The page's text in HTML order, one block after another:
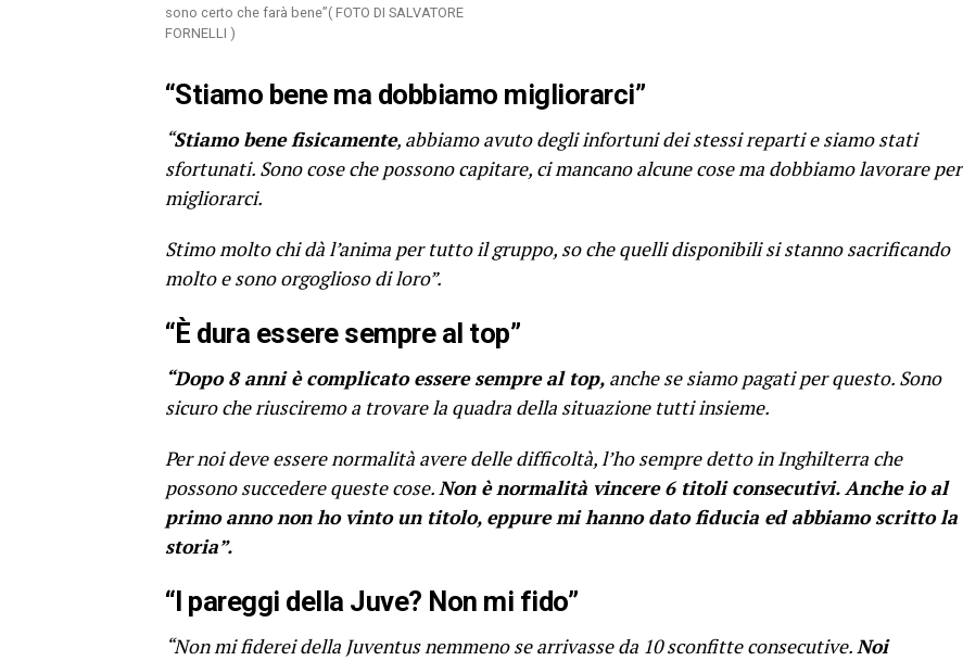
sono certo che farà bene”( FOTO DI SALVATORE
FORNELLI )
“Stiamo bene ma dobbiamo migliorarci”
“Stiamo bene fisicamente, abbiamo avuto degli infortuni dei stessi reparti e siamo stati
sfortunati. Sono cose che possono capitare, ci mancano alcune cose ma dobbiamo lavorare per
migliorarci.
Stimo molto chi dà l’anima per tutto il gruppo, so che quelli disponibili si stanno sacrificando
molto e sono orgoglioso di loro”.
“È dura essere sempre al top”
“Dopo 8 anni è complicato essere sempre al top, anche se siamo pagati per questo. Sono
sicuro che riusciremo a trovare la quadra della situazione tutti insieme.
Per noi deve essere normalità avere delle difficoltà, l’ho sempre detto in Inghilterra che
possono succedere queste cose.Non è normalità vincere 6 titoli consecutivi.Anche io al
primo anno non ho vinto un titolo, eppure mi hanno dato fiducia ed abbiamo scritto la
storia”.
“I pareggi della Juve? Non mi fido”
“Non mi fiderei della Juventus nemmeno se arrivasse da 10 sconfitte consecutive.Noi